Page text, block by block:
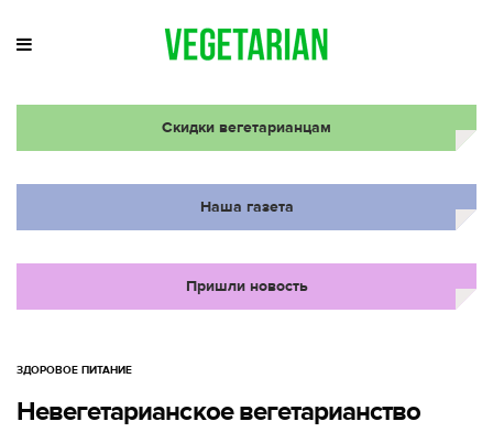
Скидки вегетарианцам
Наша газета
Пришли новость
ЗДОРОВОЕ ПИТАНИЕ
Невегетарианское вегетарианство